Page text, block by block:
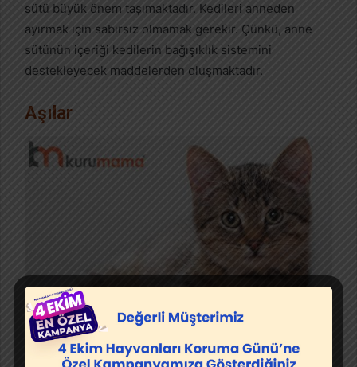
sütü büyük önem taşımaktadır. Kedileri anneden
ayırmak için sabırsız olmamak gerekir. Çünkü, anne
sütünün içeriği kedilerin bağışıklık sistemini
destekleyecek maddelerden oluşmaktadır.
Aşılar
Kediler, annesinden ayrıldıktan sonra aşı takvimine